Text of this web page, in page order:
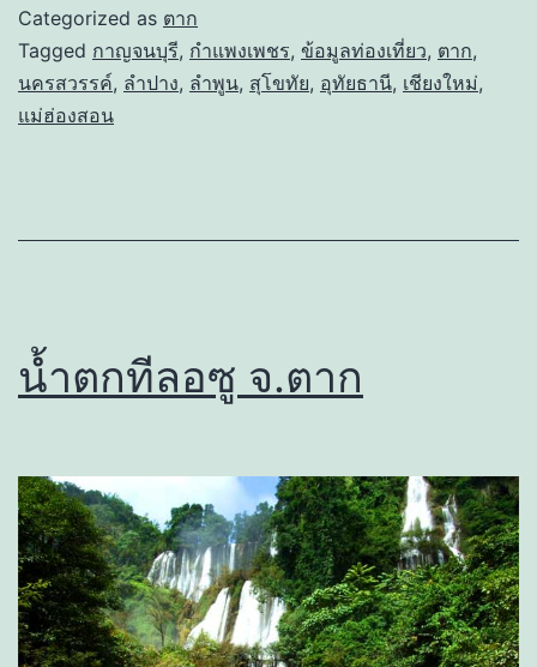
Categorized as ตาก
Tagged กาญจนบุรี, กำแพงเพชร, ข้อมูลท่องเที่ยว, ตาก,
นครสวรรค์, ลำปาง, ลำพูน, สุโขทัย, อุทัยธานี, เชียงใหม่,
แม่ฮ่องสอน
น้ำตกทีลอซู จ.ตาก